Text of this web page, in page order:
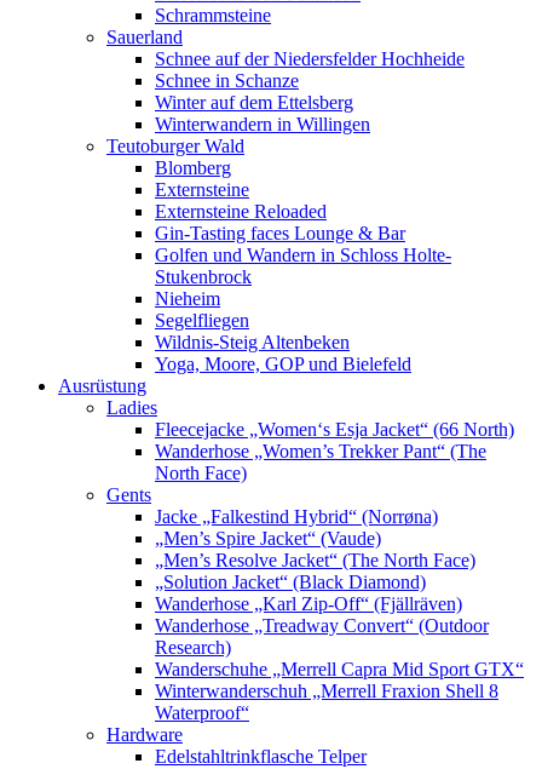
Schrammsteine
Sauerland
Schnee auf der Niedersfelder Hochheide
Schnee in Schanze
Winter auf dem Ettelsberg
Winterwandern in Willingen
Teutoburger Wald
Blomberg
Externsteine
Externsteine Reloaded
Gin-Tasting faces Lounge & Bar
Golfen und Wandern in Schloss Holte-
Stukenbrock
Nieheim
Segelfliegen
Wildnis-Steig Altenbeken
Yoga, Moore, GOP und Bielefeld
Ausrüstung
Ladies
Fleecejacke „Women‘s Esja Jacket“ (66 North)
Wanderhose „Women’s Trekker Pant“ (The
North Face)
Gents
Jacke „Falkestind Hybrid“ (Norrøna)
„Men’s Spire Jacket“ (Vaude)
„Men’s Resolve Jacket“ (The North Face)
„Solution Jacket“ (Black Diamond)
Wanderhose „Karl Zip-Off“ (Fjällräven)
Wanderhose „Treadway Convert“ (Outdoor
Research)
Wanderschuhe „Merrell Capra Mid Sport GTX“
Winterwanderschuh „Merrell Fraxion Shell 8
Waterproof“
Hardware
Edelstahltrinkflasche Telper